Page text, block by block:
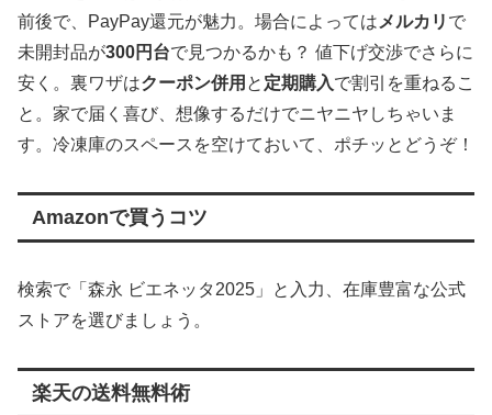
前後で、PayPay還元が魅力。場合によっては メルカリ で
未開封品が300円台で見つかるかも？ 値下げ交渉でさらに
安く。裏ワザはクーポン併用 と 定期購入で割引を重ねるこ
と。家で届く喜び、想像するだけでニヤニヤしちゃいま
す。冷凍庫のスペースを空けておいて、ポチッとどうぞ！
Amazonで買うコツ
検索で「森永 ビエネッタ2025」と入力、在庫豊富な公式
ストアを選びましょう。
楽天の送料無料術